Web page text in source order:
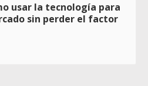
usar la tecnología para
sin perder el factor